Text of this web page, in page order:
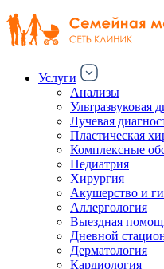
Услуги
Анализы
Ультразвуковая
Лучевая
Пластическая
Комплексные
Педиатрия
Хирургия
Акушерство и
Аллергология
Выездная
Дневной
Дерматология
Кардиология